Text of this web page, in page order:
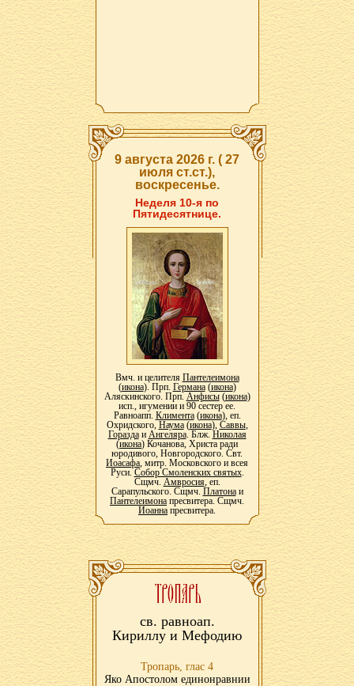
9 августа 2026 г. ( 27
июля ст.ст.),
воскресенье.
Неделя 10-я по
Пятидесятнице.
Вмч. и целителя Пантелеимона
(икона). Прп. Германа(икона)
Аляскинского. Прп. Анфисы(икона)
исп., игумении и 90 сестер ее.
Равноапп. Климента(икона), еп.
Охридского, Наума(икона), Саввы,
Гораздаи Ангеляра. Блж. Николая
(икона) Кочанова, Христа ради
юродивого, Новгородского. Свт.
Иоасафа, митр. Московского и всея
Руси. Собор Смоленских святых.
Сщмч. Амвросия, еп.
Сарапульского. Сщмч. Платонаи
Пантелеимона пресвитера. Сщмч.
Иоанна пресвитера.
св. равноап.
Кириллу и Мефодию
Тропарь, глас 4
Яко Апостолом единонравнии